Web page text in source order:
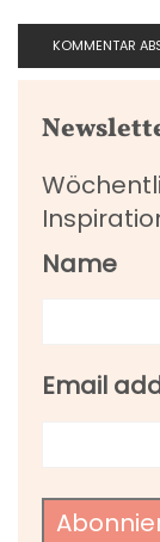
Name
Email